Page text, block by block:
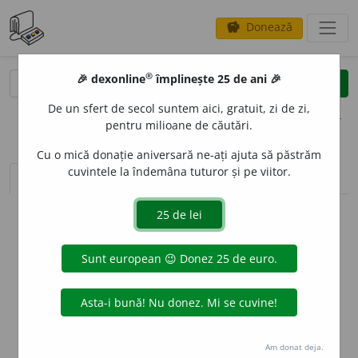
savings Donează
clear
opțiuni
sinteza definițiilor (1) definiții (15) declinări
info
Aceste definiții sunt compilate de
echipa dexonline. Definițiile
originale se află pe filadefiniții.
preferințe
🎉 dexonline® împlinește 25 de ani 🎉
De un sfert de secol suntem aici, gratuit, zi de zi,
pentru milioane de căutări.
Cu o mică donație aniversară ne-ați ajuta să păstrăm
cuvintele la îndemâna tuturor și pe viitor.
Am donat deja.